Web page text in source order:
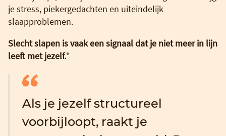
je stress, piekergedachten en uiteindelijk
slaapproblemen.
Slecht slapen is vaak een signaal dat je niet meer in lijn
leeft met jezelf."
Als je jezelf structureel
voorbijloopt, raakt je